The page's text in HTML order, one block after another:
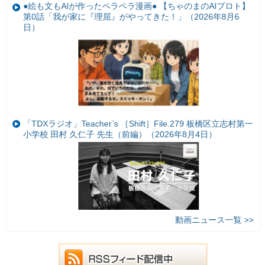
●絵も文もAIが作ったペラペラ漫画● 【ちゃのまのAIプロト】
第0話「我が家に『理屈』がやってきた！」（2026年8月6
日）
「TDXラジオ」Teacher’s ［Shift］File.279 板橋区立志村第一
小学校 田村 久仁子 先生（前編）（2026年8月4日）
動画ニュース一覧 >>